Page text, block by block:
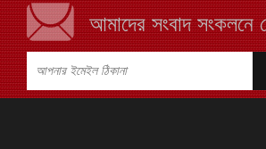
আমাদের সংবাদ